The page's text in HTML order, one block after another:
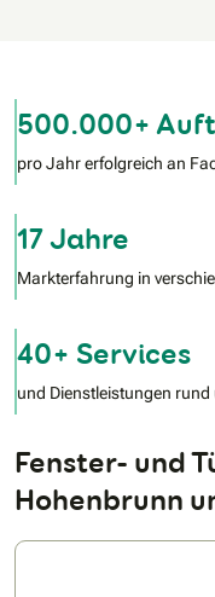
500.000+
pro Jahr erfolgreich an
17 Jahre
Markterfahrung in
40+ Services
und Dienstleistungen rund
Fenster- und
Hohenbrunn